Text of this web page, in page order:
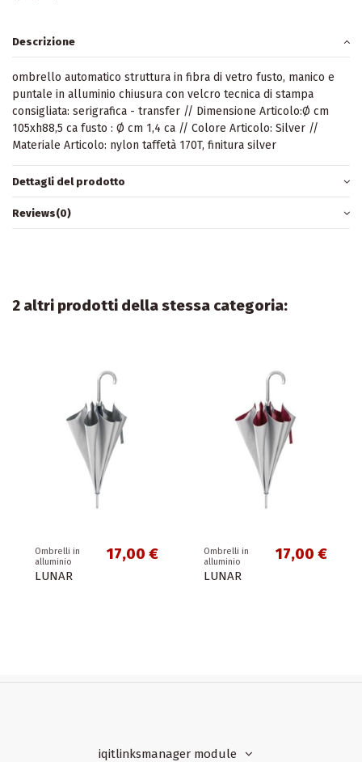
Descrizione
ombrello automatico struttura in fibra di vetro fusto, manico e
puntale in alluminio chiusura con velcro tecnica di stampa
consigliata: serigrafica - transfer // Dimensione Articolo:Ø cm
105xh88,5 ca fusto : Ø cm 1,4 ca // Colore Articolo: Silver //
Materiale Articolo: nylon taffetà 170T, finitura silver
Dettagli del prodotto
Reviews(0)
2 altri prodotti della stessa categoria:
Ombrelli in
alluminio
LUNAR
17,00 €
Ombrelli in
alluminio
LUNAR
17,00 €
iqitlinksmanager module